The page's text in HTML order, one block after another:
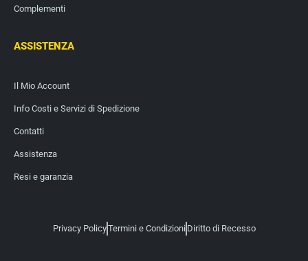
Complementi
ASSISTENZA
Il Mio Account
Info Costi e Servizi di Spedizione
Contatti
Assistenza
Resi e garanzia
Privacy PolicyTermini e Condizioni Diritto di Recesso